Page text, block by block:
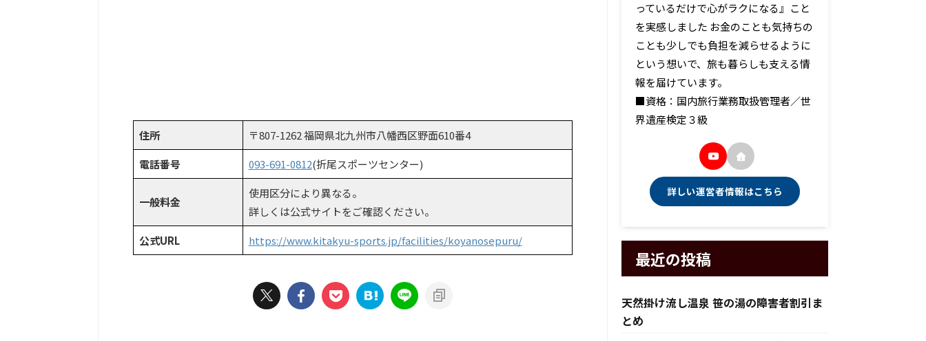
住所
〒807-1262 福岡県北九州市八幡西区野面610番4
電話番号
093-691-0812(折尾スポーツセンター)
一般料金
使用区分により異なる。
詳しくは公式サイトをご確認ください。
公式URL
https://www.kitakyu-sports.jp/facilities/koyanosepuru/
っているだけで心がラクになる』こと
を実感しました お金のことも気持ちの
ことも少しでも負担を減らせるように
という想いで、旅も暮らしも支える情
報を届けています。
■資格：国内旅行業務取扱管理者／世
界遺産検定３級
詳しい運営者情報はこちら
最近の投稿
天然掛け流し温泉 笹の湯の障害者割引ま
とめ